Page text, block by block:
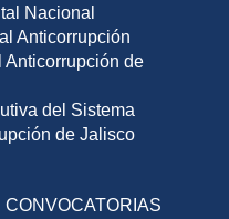
Nacional
Anticorrupción
Anticorrupción de
del Sistema
de Jalisco
CONVOCATORIAS